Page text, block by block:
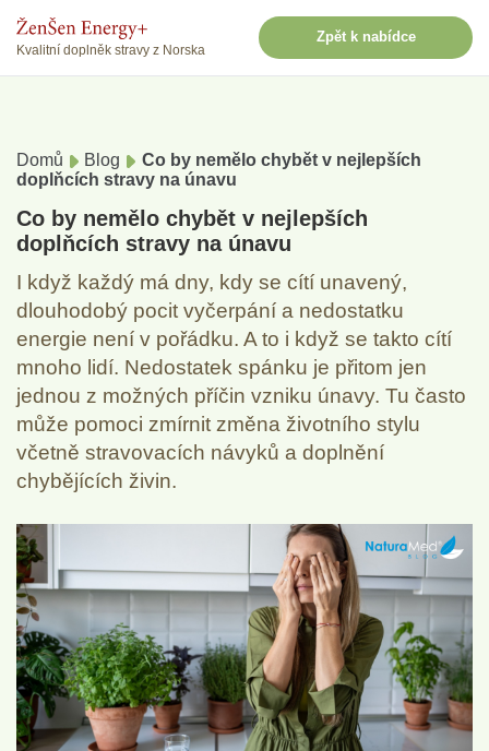
Kvalitní doplněk stravy z Norska
Zpět k nabídce
Domů Blog
Co by nemělo chybět v nejlepších
doplňcích stravy na únavu
Co by nemělo chybět v nejlepších
doplňcích stravy na únavu
I když každý má dny, kdy se cítí unavený,
dlouhodobý pocit vyčerpání a nedostatku
energie není v pořádku. A to i když se takto cítí
mnoho lidí. Nedostatek spánku je přitom jen
jednou z možných příčin vzniku únavy. Tu často
může pomoci zmírnit změna životního stylu
včetně stravovacích návyků a doplnění
chybějících živin.